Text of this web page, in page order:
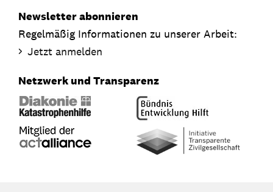
Newsletter abonnieren
Regelmäßig Informationen zu unserer Arbeit:
Jetzt anmelden
Netzwerk und Transparenz